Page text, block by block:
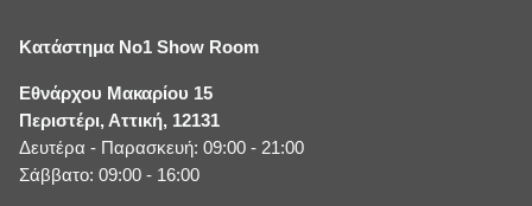
Κατάστημα No1 Show Room
Εθνάρχου Μακαρίου 15
Περιστέρι, Αττική, 12131
Δευτέρα - Παρασκευή: 09:00 - 21:00
Σάββατο: 09:00 - 16:00